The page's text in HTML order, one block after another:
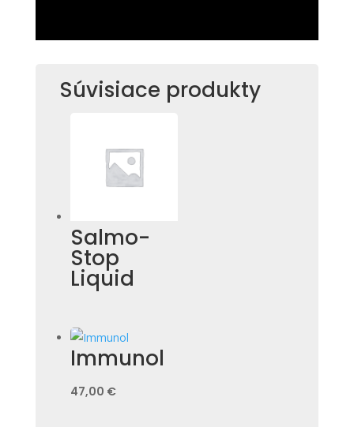
Súvisiace produkty
Salmo-
Stop
Liquid
Immunol
47,00 €